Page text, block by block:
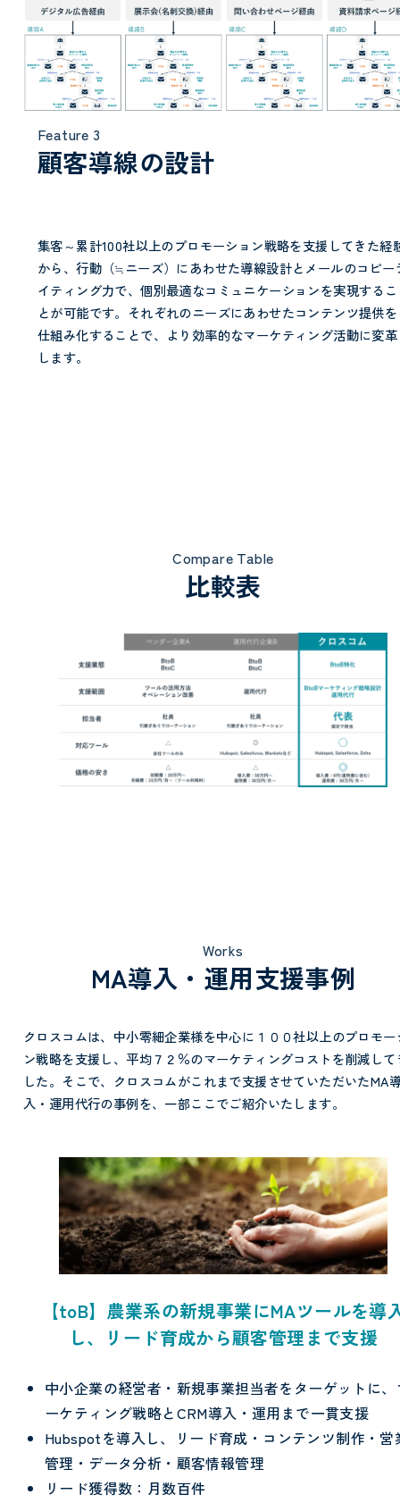
Feature 3
顧客導線の設計
集客～累計100社以上のプロモーション戦略を支援してきた経
から、行動（≒ニーズ）にあわせた導線設計とメールのコピー
イティング力で、個別最適なコミュニケーションを実現するこ
とが可能です。それぞれのニーズにあわせたコンテンツ提供を
仕組み化することで、より効率的なマーケティング活動に変革
します。
Compare Table
比較表
Works
MA導入・運用支援事例
クロスコムは、中小零細企業様を中心に１００社以上のプロモー
ン戦略を支援し、平均７２％のマーケティングコストを削減して
した。そこで、クロスコムがこれまで支援させていただいたMA
入・運用代行の事例を、一部ここでご紹介いたします。
【toB】農業系の新規事業にMAツールを導
し、リード育成から顧客管理まで支援
中小企業の経営者・新規事業担当者をターゲットに、
ーケティング戦略とCRM導入・運用まで一貫支援
Hubspotを導入し、リード育成・コンテンツ制作・営
管理・データ分析・顧客情報管理
リード獲得数：月数百件